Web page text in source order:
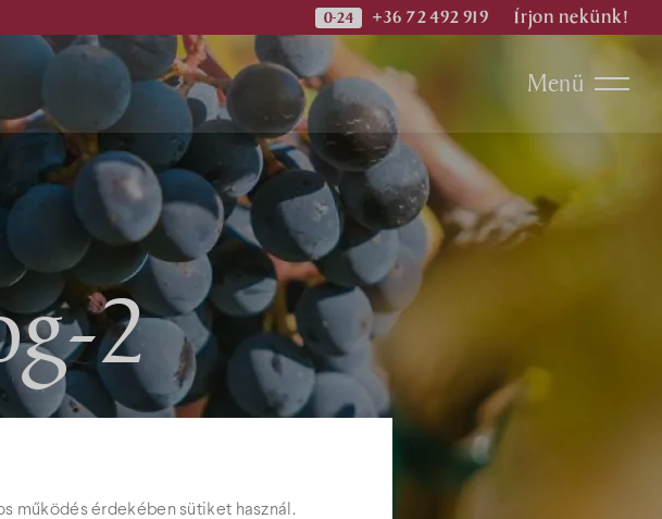
működés érdekében sütiket használ.
+36 72 492 919 Írjon nekünk!
Menü
2
Programok
Kiadványok
Hírek